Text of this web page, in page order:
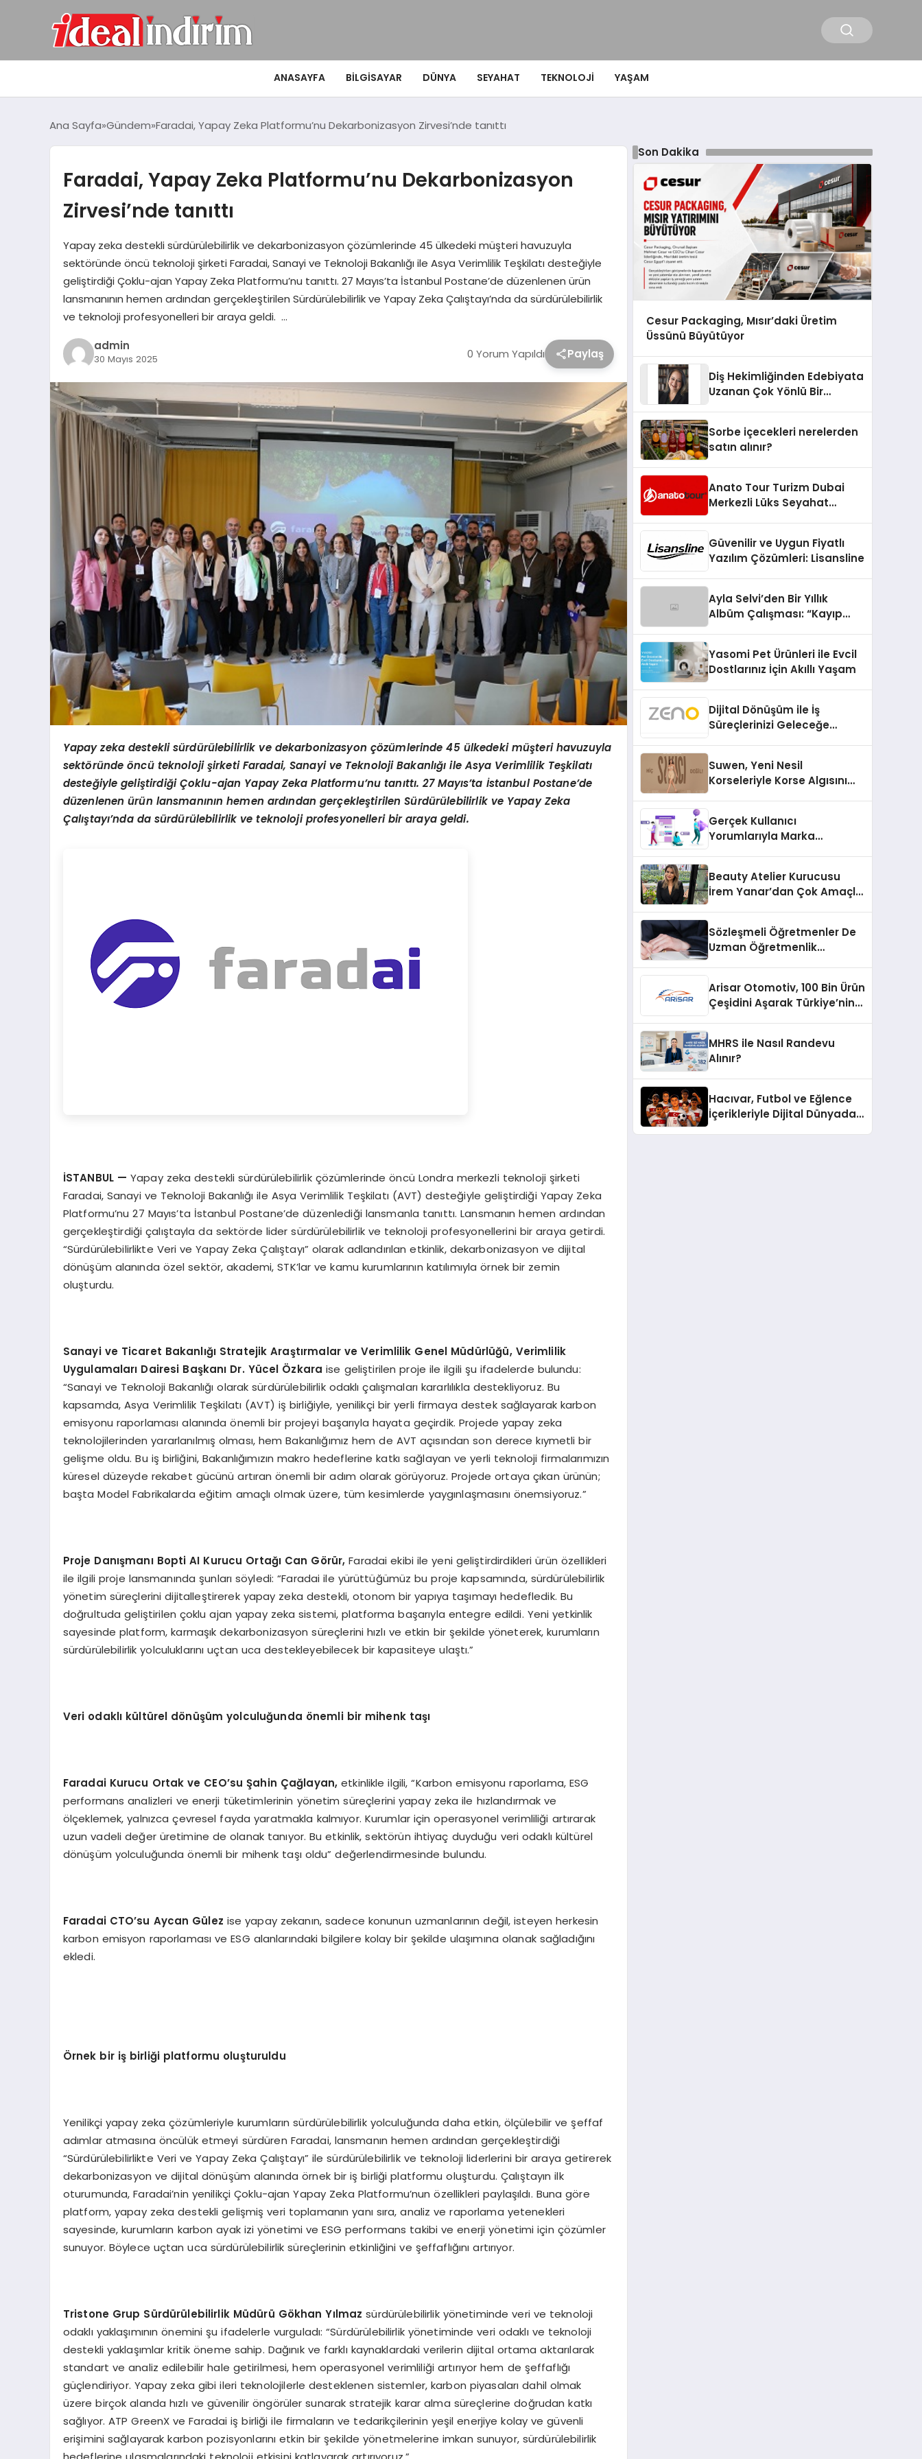
ANASAYFA BILGISAYAR DÜNYA SEYAHAT TEKNOLOJI YAŞAM
Ana Sayfa Gündem Faradai, Yapay Zeka Platformu’nu Dekarbonizasyon Zirvesi’nde tanıttı
Faradai, Yapay Zeka Platformu’nu Dekarbonizasyon
Zirvesi’nde tanıttı
Yapay zeka destekli sürdürülebilirlik ve dekarbonizasyon çözümlerinde 45 ülkedeki müşteri havuzuyla
sektöründe öncü teknoloji şirketi Faradai, Sanayi ve Teknoloji Bakanlığı ile Asya Verimlilik Teşkilatı desteğiyle
geliştirdiği Çoklu-ajan Yapay Zeka Platformu’nu tanıttı. 27 Mayıs’ta İstanbul Postane’de düzenlenen ürün
lansmanının hemen ardından gerçekleştirilen Sürdürülebilirlik ve Yapay Zeka Çalıştayı’nda da sürdürülebilirlik
ve teknoloji profesyonelleri bir araya geldi. …
admin
30 Mayıs 2025 0 Yorum Yapıldı Paylaş
Yapay zeka destekli sürdürülebilirlik ve dekarbonizasyon çözümlerinde 45 ülkedeki müşteri havuzuyla
sektöründe öncü teknoloji şirketi Faradai, Sanayi ve Teknoloji Bakanlığı ile Asya Verimlilik Teşkilatı
desteğiyle geliştirdiği Çoklu-ajan Yapay Zeka Platformu’nu tanıttı. 27 Mayıs’ta İstanbul Postane’de
düzenlenen ürün lansmanının hemen ardından gerçekleştirilen Sürdürülebilirlik ve Yapay Zeka
Çalıştayı’nda da sürdürülebilirlik ve teknoloji profesyonelleri bir araya geldi.
İSTANBUL — Yapay zeka destekli sürdürülebilirlik çözümlerinde öncü Londra merkezli teknoloji şirketi
Faradai, Sanayi ve Teknoloji Bakanlığı ile Asya Verimlilik Teşkilatı (AVT) desteğiyle geliştirdiği Yapay Zeka
Platformu’nu 27 Mayıs’ta İstanbul Postane’de düzenlediği lansmanla tanıttı. Lansmanın hemen ardından
gerçekleştirdiği çalıştayla da sektörde lider sürdürülebilirlik ve teknoloji profesyonellerini bir araya getirdi.
“Sürdürülebilirlikte Veri ve Yapay Zeka Çalıştayı” olarak adlandırılan etkinlik, dekarbonizasyon ve dijital
dönüşüm alanında özel sektör, akademi, STK’lar ve kamu kurumlarının katılımıyla örnek bir zemin
oluşturdu.
Sanayi ve Ticaret Bakanlığı Stratejik Araştırmalar ve Verimlilik Genel Müdürlüğü, Verimlilik
Uygulamaları Dairesi Başkanı Dr. Yücel Özkara ise geliştirilen proje ile ilgili şu ifadelerde bulundu:
“Sanayi ve Teknoloji Bakanlığı olarak sürdürülebilirlik odaklı çalışmaları kararlılıkla destekliyoruz. Bu
kapsamda, Asya Verimlilik Teşkilatı (AVT) iş birliğiyle, yenilikçi bir yerli firmaya destek sağlayarak karbon
emisyonu raporlaması alanında önemli bir projeyi başarıyla hayata geçirdik. Projede yapay zeka
teknolojilerinden yararlanılmış olması, hem Bakanlığımız hem de AVT açısından son derece kıymetli bir
gelişme oldu. Bu iş birliğini, Bakanlığımızın makro hedeflerine katkı sağlayan ve yerli teknoloji firmalarımızın
küresel düzeyde rekabet gücünü artıran önemli bir adım olarak görüyoruz. Projede ortaya çıkan ürünün;
başta Model Fabrikalarda eğitim amaçlı olmak üzere, tüm kesimlerde yaygınlaşmasını önemsiyoruz.”
Proje Danışmanı Bopti AI Kurucu Ortağı Can Görür, Faradai ekibi ile yeni geliştirdirdikleri ürün özellikleri
ile ilgili proje lansmanında şunları söyledi: “Faradai ile yürüttüğümüz bu proje kapsamında, sürdürülebilirlik
yönetim süreçlerini dijitalleştirerek yapay zeka destekli, otonom bir yapıya taşımayı hedefledik. Bu
doğrultuda geliştirilen çoklu ajan yapay zeka sistemi, platforma başarıyla entegre edildi. Yeni yetkinlik
sayesinde platform, karmaşık dekarbonizasyon süreçlerini hızlı ve etkin bir şekilde yöneterek, kurumların
sürdürülebilirlik yolculuklarını uçtan uca destekleyebilecek bir kapasiteye ulaştı.”
Veri odaklı kültürel dönüşüm yolculuğunda önemli bir mihenk taşı
Faradai Kurucu Ortak ve CEO’su Şahin Çağlayan, etkinlikle ilgili, “Karbon emisyonu raporlama, ESG
performans analizleri ve enerji tüketimlerinin yönetim süreçlerini yapay zeka ile hızlandırmak ve
ölçeklemek, yalnızca çevresel fayda yaratmakla kalmıyor. Kurumlar için operasyonel verimliliği artırarak
uzun vadeli değer üretimine de olanak tanıyor. Bu etkinlik, sektörün ihtiyaç duyduğu veri odaklı kültürel
dönüşüm yolculuğunda önemli bir mihenk taşı oldu” değerlendirmesinde bulundu.
Faradai CTO’su Aycan Gülez ise yapay zekanın, sadece konunun uzmanlarının değil, isteyen herkesin
karbon emisyon raporlaması ve ESG alanlarındaki bilgilere kolay bir şekilde ulaşımına olanak sağladığını
ekledi.
Örnek bir iş birliği platformu oluşturuldu
Yenilikçi yapay zeka çözümleriyle kurumların sürdürülebilirlik yolculuğunda daha etkin, ölçülebilir ve şeffaf
adımlar atmasına öncülük etmeyi sürdüren Faradai, lansmanın hemen ardından gerçekleştirdiği
“Sürdürülebilirlikte Veri ve Yapay Zeka Çalıştayı” ile sürdürülebilirlik ve teknoloji liderlerini bir araya getirerek
dekarbonizasyon ve dijital dönüşüm alanında örnek bir iş birliği platformu oluşturdu. Çalıştayın ilk
oturumunda, Faradai’nin yenilikçi Çoklu-ajan Yapay Zeka Platformu’nun özellikleri paylaşıldı. Buna göre
platform, yapay zeka destekli gelişmiş veri toplamanın yanı sıra, analiz ve raporlama yetenekleri
sayesinde, kurumların karbon ayak izi yönetimi ve ESG performans takibi ve enerji yönetimi için çözümler
sunuyor. Böylece uçtan uca sürdürülebilirlik süreçlerinin etkinliğini ve şeffaflığını artırıyor.
Tristone Grup Sürdürülebilirlik Müdürü Gökhan Yılmaz sürdürülebilirlik yönetiminde veri ve teknoloji
odaklı yaklaşımının önemini şu ifadelerle vurguladı: “Sürdürülebilirlik yönetiminde veri odaklı ve teknoloji
destekli yaklaşımlar kritik öneme sahip. Dağınık ve farklı kaynaklardaki verilerin dijital ortama aktarılarak
standart ve analiz edilebilir hale getirilmesi, hem operasyonel verimliliği artırıyor hem de şeffaflığı
güçlendiriyor. Yapay zeka gibi ileri teknolojilerle desteklenen sistemler, karbon piyasaları dahil olmak
üzere birçok alanda hızlı ve güvenilir öngörüler sunarak stratejik karar alma süreçlerine doğrudan katkı
sağlıyor. ATP GreenX ve Faradai iş birliği ile firmaların ve tedarikçilerinin yeşil enerjiye kolay ve güvenli
erişimini sağlayarak karbon pozisyonlarını etkin bir şekilde yönetmelerine imkan sunuyor, sürdürülebilirlik
Son Dakika
Cesur Packaging, Mısır’daki Üretim
Üssünü Büyütüyor
Diş Hekimliğinden Edebiyata
Uzanan Çok Yönlü Bir
Sorbe içecekleri nerelerden
satın alınır?
Anato Tour Turizm Dubai
Merkezli Lüks Seyahat
Güvenilir ve Uygun Fiyatlı
Yazılım Çözümleri: Lisansline
Ayla Selvi’den Bir Yıllık
Albüm Çalışması: “Kayıp
Yasomi Pet Ürünleri ile Evcil
Dostlarınız İçin Akıllı Yaşam
Dijital Dönüşüm ile İş
Süreçlerinizi Geleceğe
Suwen, Yeni Nesil
Korseleriyle Korse Algısını
Gerçek Kullanıcı
Yorumlarıyla Marka
Beauty Atelier Kurucusu
İrem Yanar’dan Çok Amaçlı
Sözleşmeli Öğretmenler De
Uzman Öğretmenlik
Arisar Otomotiv, 100 Bin Ürün
Çeşidini Aşarak Türkiye’nin
Platformlarından Biri Oldu
MHRS ile Nasıl Randevu
Alınır?
Hacıvar, Futbol ve Eğlence
İçerikleriyle Dijital Dünyada